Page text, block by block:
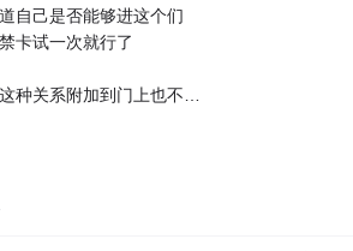
自己是否能够进这个们
卡试一次就行了
种关系附加到门上也不…